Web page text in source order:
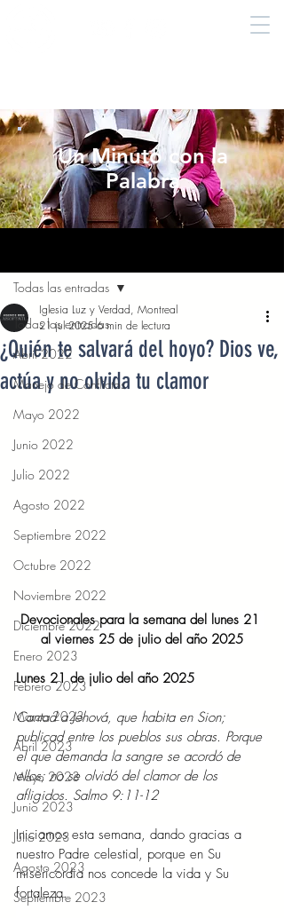
Un Minuto con la
Palabra
Todas las entradas
Abril 2022
Manejo de Conflictos
Mayo 2022
Junio 2022
Julio 2022
Agosto 2022
Septiembre 2022
Octubre 2022
Noviembre 2022
Diciembre 2022
Enero 2023
Febrero 2023
Marzo 2023
Abril 2023
Mayo 2023
Junio 2023
Julio 2023
Agosto 2023
Septiembre 2023
Todas las entradas
¿Quién te salvará del hoyo? Dios ve,
actúa y no olvida tu clamor
Iglesia Luz y Verdad, Montreal
21 jul 2025 6 min de lectura
Devocionales para la semana del lunes 21
al viernes 25 de julio del año 2025
Lunes 21 de julio del año 2025
Cantad a Jehová, que habita en Sion;
publicad entre los pueblos sus obras. Porque
el que demanda la sangre se acordó de
ellos; no se olvidó del clamor de los
afligidos. Salmo 9:11-12
Iniciamos esta semana, dando gracias a
nuestro Padre celestial, porque en Su
misericordia nos concede la vida y Su
fortaleza.